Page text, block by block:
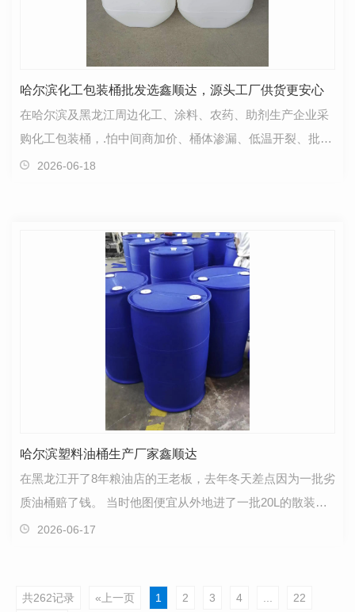
哈尔滨化工包装桶批发选鑫顺达，源头工厂供货更安心
在哈尔滨及黑龙江周边化工、涂料、农药、助剂生产企业采
购化工包装桶，.怕中间商加价、桶体渗漏、低温开裂、批量
供货不稳定。深耕哈尔滨近三十年的鑫顺达塑料桶，…
2026-06-18
哈尔滨塑料油桶生产厂家鑫顺达
在黑龙江开了8年粮油店的王老板，去年冬天差点因为一批劣
质油桶赔了钱。 当时他图便宜从外地进了一批20L的散装大
豆油桶，刚拉回来放在店门口的空地上，赶上哈尔滨…
2026-06-17
共262记录 «上一页 1 2 3 4 22